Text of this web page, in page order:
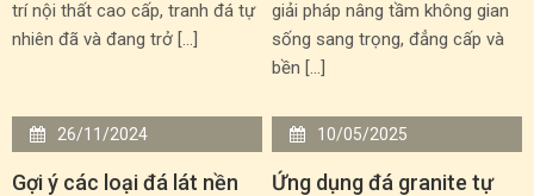
trí nội thất cao cấp, tranh đá tự
nhiên đã và đang trở […]
giải pháp nâng tầm không gian
sống sang trọng, đẳng cấp và
bền […]
26/11/2024
Gợi ý các loại đá lát nền
10/05/2025
Ứng dụng đá granite tự